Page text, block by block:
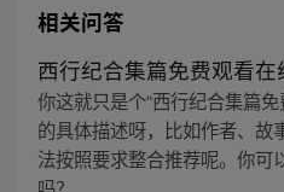
相关问答
西行纪合集篇免费观看在
你这就只是个“西行纪合集篇
的具体描述呀，比如作者、故
法按照要求整合推荐呢。你可